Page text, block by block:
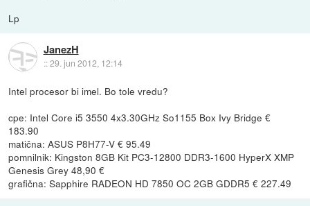
Lp
JanezH
::29. jun 2012, 12:14
Intel procesor bi imel. Bo tole vredu?
cpe: Intel Core i5 3550 4x3.30GHz So1155 Box Ivy Bridge €
183.90
matična: ASUS P8H77-V € 95.49
pomnilnik: Kingston 8GB Kit PC3-12800 DDR3-1600 HyperX XMP
Genesis Grey 48,90 €
grafična: Sapphire RADEON HD 7850 OC 2GB GDDR5 € 227.49